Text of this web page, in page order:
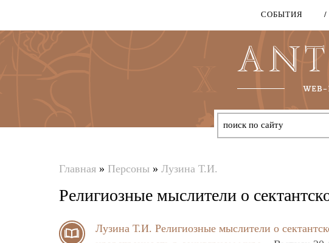
СОБЫТИЯ
здесь
Главная » Персоны » Лузина Т.И.
Религиозные мыслители о
Лузина Т.И. Религиозные мыслители о